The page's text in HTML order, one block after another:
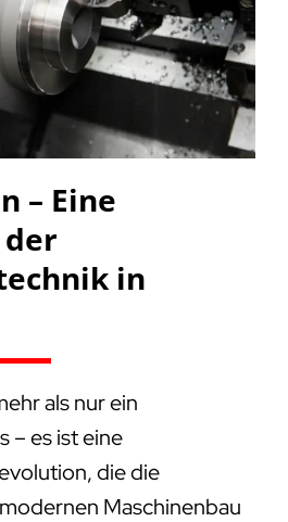
– Eine
in
als nur ein
– es ist eine
die die
Maschinenbau